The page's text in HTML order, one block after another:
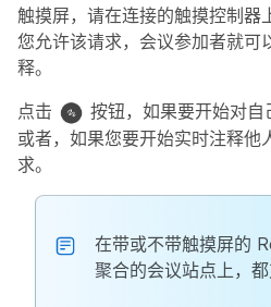
触摸屏，请在连接的触摸控制器
您允许该请求，会议参加者就可
释。
点击
按钮，如果要开始对自
或者，如果您要开始实时注释他
求。
在带或不带触摸屏的
聚合的会议站点上，都